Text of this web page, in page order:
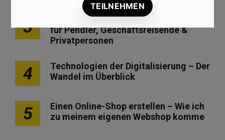
3
Die Deutsche Bahn: Günstige Tickets
für Pendler, Geschäftsreisende &
Privatpersonen
4
Technologien der Digitalisierung – Der
Wandel im Überblick
5
Einen Online-Shop erstellen – Wie ich
zu meinem eigenen Webshop komme